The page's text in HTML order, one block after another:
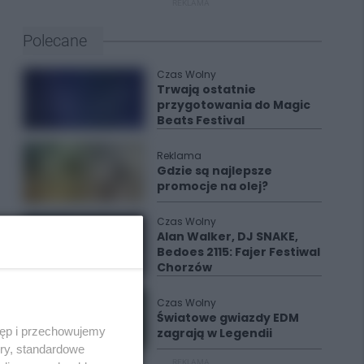
Polecane
Czas Wolny
Trwają ostatnie
przygotowania do Magic
Beats Festival
Reklama
Gdzie są najlepsze
promocje na olej?
Czas Wolny
Alan Walker, DJ SNAKE,
Bedoes 2115: Fajer Festiwal
Chorzów
Czas Wolny
Światowe gwiazdy EDM
zagrają w Legendii
i przechowujemy
standardowe